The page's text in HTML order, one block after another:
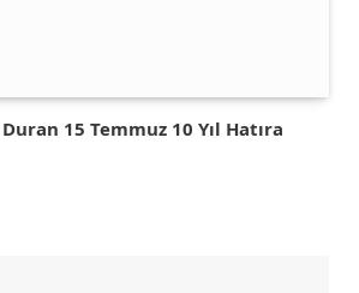
15 Temmuz 10 Yıl Hatıra